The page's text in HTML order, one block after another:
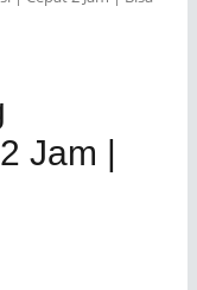
Jam |